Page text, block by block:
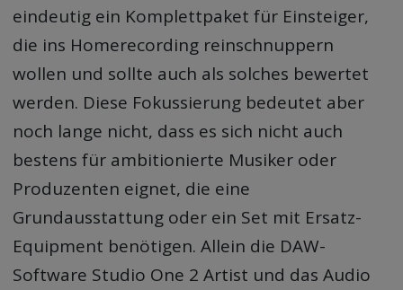
eindeutig ein Komplettpaket für Einsteiger,
die ins Homerecording reinschnuppern
wollen und sollte auch als solches bewertet
werden. Diese Fokussierung bedeutet aber
noch lange nicht, dass es sich nicht auch
bestens für ambitionierte Musiker oder
Produzenten eignet, die eine
Grundausstattung oder ein Set mit Ersatz-
Equipment benötigen. Allein die DAW-
Software Studio One 2 Artist und das Audio